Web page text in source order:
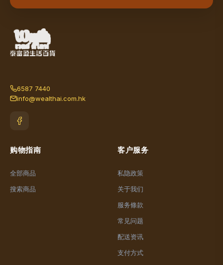
6587 7440
info@wealthai.com.hk
购物指南
全部商品
搜索商品
客户服务
私隐政策
关于我们
服务條款
常见问题
配送资讯
支付方式